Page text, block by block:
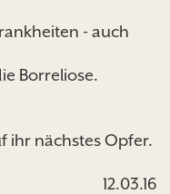
- auch
Borreliose.
ihr nächstes Opfer.
12.03.16